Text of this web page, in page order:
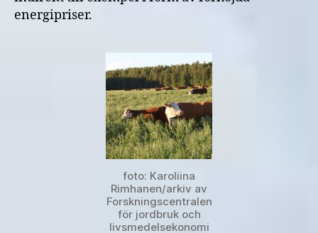
energipriser.
foto: Karoliina
Rimhanen/arkiv av
Forskningscentralen
för jordbruk och
livsmedelsekonomi